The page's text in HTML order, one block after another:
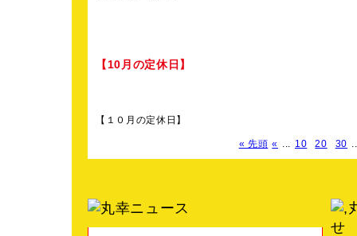
【10月の定休日】
【１０月の定休日】
10月21日 水曜日
« 先頭 « ... 10 20 30